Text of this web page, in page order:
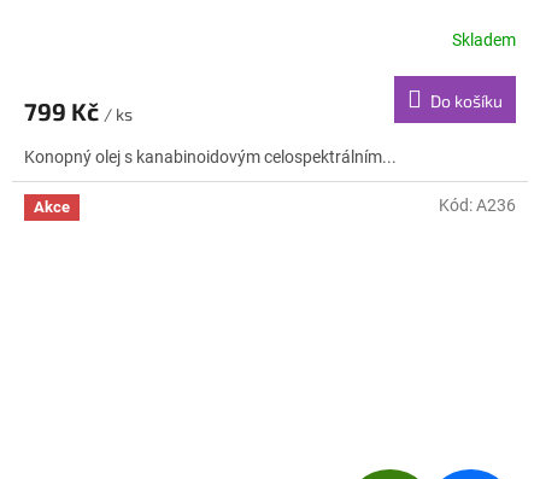
M
A
Skladem
799 Kč / ks
Do košíku
Konopný olej s kanabinoidovým celospektrálním...
Akce Kód:A236